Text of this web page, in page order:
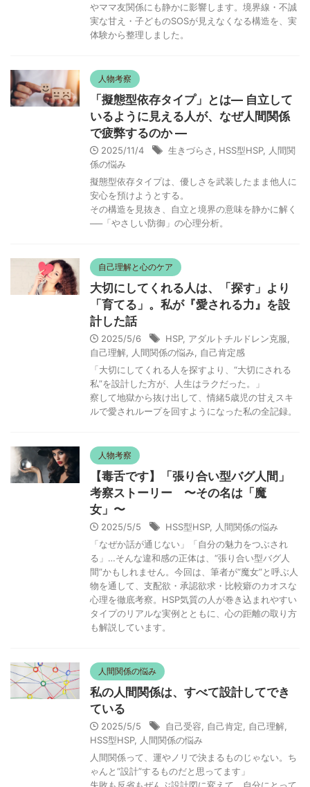
やママ友関係にも静かに影響します。境界線・不誠
実な甘え・子どものSOSが見えなくなる構造を、実
体験から整理しました。
人物考察
「擬態型依存タイプ」とは― 自立して
いるように見える人が、なぜ人間関係
で疲弊するのか ―
2025/11/4 生きづらさ HSS型HSP,
人間関
係の悩み
擬態型依存タイプは、優しさを武装したまま他人に
安心を預けようとする。
その構造を見抜き、自立と境界の意味を静かに解く
──「やさしい防御」の心理分析。
自己理解と心のケア
大切にしてくれる人は、「探す」より
「育てる」。私が『愛される力』を設
計した話
2025/5/6 HSP, アダルトチルドレン克服
自己理解
人間関係の悩み
自己肯定感
「大切にしてくれる人を探すより、“大切にされる
私”を設計した方が、人生はラクだった。」
察して地獄から抜け出して、情緒5歳児の甘えスキ
ルで愛されループを回すようになった私の全記録。
人物考察
【毒舌です】「張り合い型バグ人間」
考察ストーリー 〜その名は「魔
女」〜
2025/5/5 HSS型HSP,
人間関係の悩み
「なぜか話が通じない」「自分の魅力をつぶされ
る」…そんな違和感の正体は、“張り合い型バグ人
間”かもしれません。今回は、筆者が“魔女”と呼ぶ人
物を通して、支配欲・承認欲求・比較癖のカオスな
心理を徹底考察。HSP気質の人が巻き込まれやすい
タイプのリアルな実例とともに、心の距離の取り方
も解説しています。
人間関係の悩み
私の人間関係は、すべて設計してでき
ている
2025/5/5 自己受容 自己肯定 自己理解
HSS型HSP,
人間関係の悩み
人間関係って、運やノリで決まるものじゃない。ち
ゃんと“設計”するものだと思ってます」